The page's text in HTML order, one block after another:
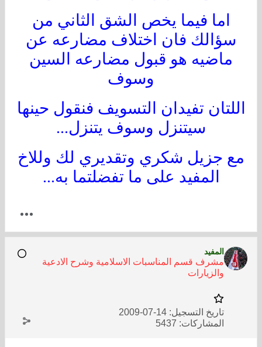
اما فيما يخص الشق الثاني من
سؤالك فان اختلاف مضارعه عن
ماضيه هو قبول مضارعه السين
وسوف
اللتان تفيدان التسويف فنقول حينها
سيتنزل وسوف يتنزل...
مع جزيل شكري وتقديري لك وللاخ
المفيد على ما تفضلتما به...
المفيد
مشرف قسم المناسبات الاسلامية وشرح الادعية
والزيارات
تاريخ التسجيل: 14-07-2009
المشاركات: 5437